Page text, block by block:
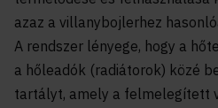
azaz a villanybojlerhez
A rendszer lényege, hogy a
a hőleadók (radiátorok) közé
tartályt, amely a felmelegített